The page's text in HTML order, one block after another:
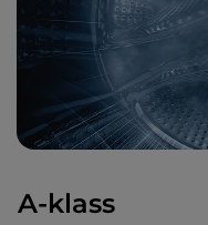
A-klass